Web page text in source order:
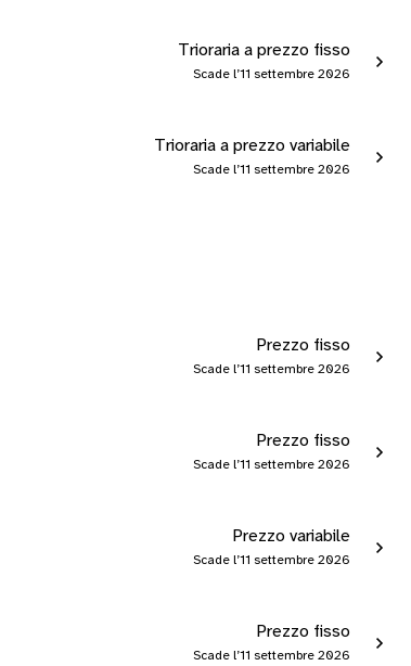
Trioraria a prezzo fisso
Scade l’11 settembre 2026
Trioraria a prezzo variabile
Scade l’11 settembre 2026
Prezzo fisso
Scade l’11 settembre 2026
Prezzo fisso
Scade l’11 settembre 2026
Prezzo variabile
Scade l’11 settembre 2026
Prezzo fisso
Scade l’11 settembre 2026